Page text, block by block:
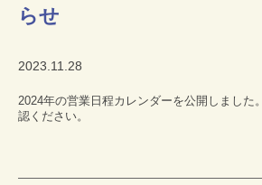
らせ
2023.11.28
2024年の営業日程カレンダーを公開しました
認ください。